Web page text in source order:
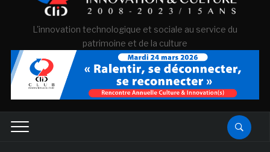
L'innovation technologique et sociale au service du
patrimoine et de la culture